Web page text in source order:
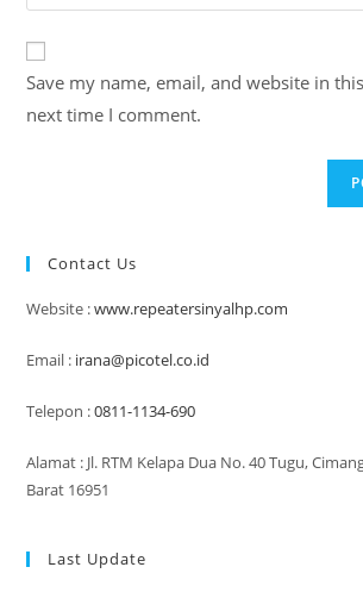
comment
comment
your
website
URL
(optional)
Save my name, email, and website in
next time I comment.
Contact Us
Website :www.repeatersinyalhp.com
Email : irana@picotel.co.id
Telepon :0811-1134-690
Alamat : Jl. RTM Kelapa Dua No. 40 Tugu,
Barat 16951
Last Update